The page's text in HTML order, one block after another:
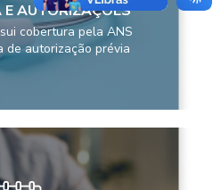
E AUTORIZAÇÕES
cobertura pela ANS
de autorização prévia